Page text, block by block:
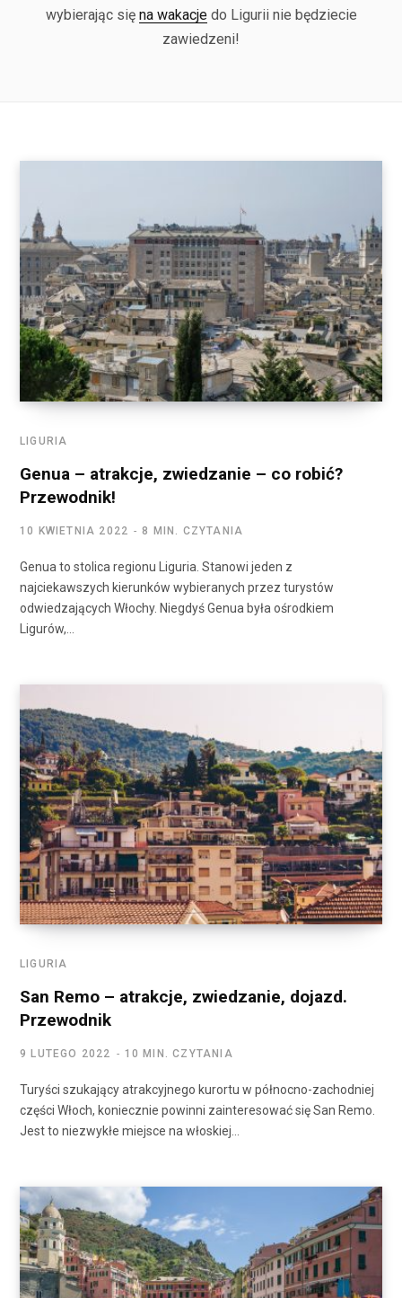
wybierając się na wakacjedo Ligurii nie będziecie
zawiedzeni!
LIGURIA
Genua – atrakcje, zwiedzanie – co robić?
Przewodnik!
10 KWIETNIA 2022 8 MIN. CZYTANIA
Genua to stolica regionu Liguria. Stanowi jeden z
najciekawszych kierunków wybieranych przez turystów
odwiedzających Włochy. Niegdyś Genua była ośrodkiem
Ligurów,…
LIGURIA
San Remo – atrakcje, zwiedzanie, dojazd.
Przewodnik
9 LUTEGO 2022 10 MIN. CZYTANIA
Turyści szukający atrakcyjnego kurortu w północno-zachodniej
części Włoch, koniecznie powinni zainteresować się San Remo.
Jest to niezwykłe miejsce na włoskiej…